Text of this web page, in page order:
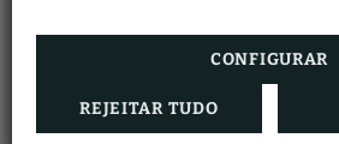
CONFIGURAR
REJEITAR TUDO